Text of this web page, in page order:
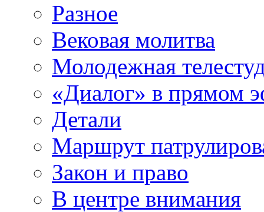
Разное
Вековая молитва
Молодежная
«Диалог» в прямом
Детали
Маршрут
Закон и право
В центре внимания